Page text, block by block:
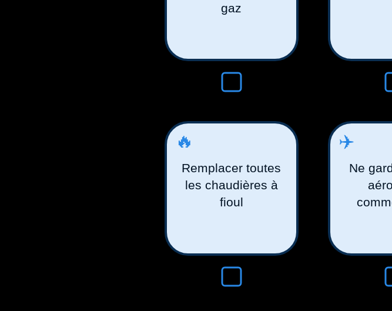
gaz
🔥
Remplacer toutes
les chaudières à
fioul
✈️
Ne